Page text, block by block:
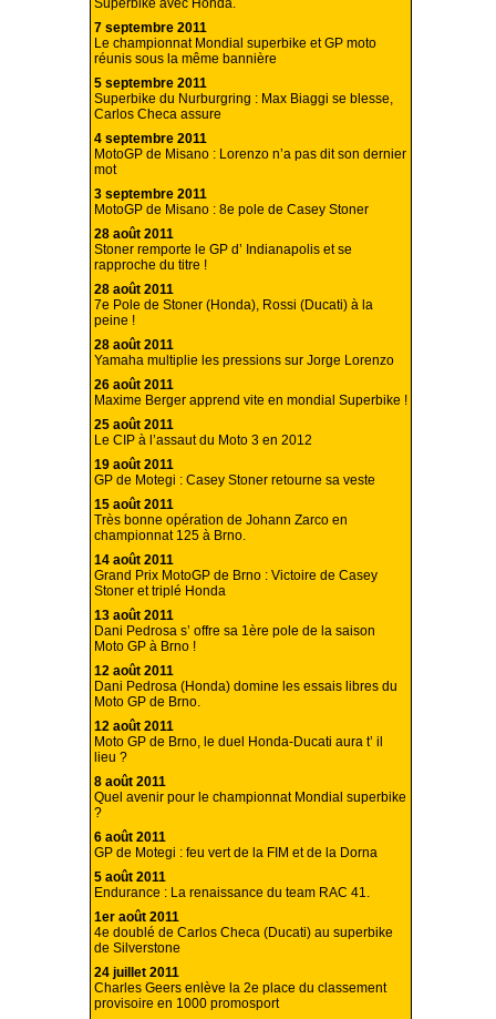
Superbike avec Honda.
7 septembre 2011
Le championnat Mondial superbike et GP moto
réunis sous la même bannière
5 septembre 2011
Superbike du Nurburgring : Max Biaggi se blesse,
Carlos Checa assure
4 septembre 2011
MotoGP de Misano : Lorenzo n’a pas dit son dernier
mot
3 septembre 2011
MotoGP de Misano : 8e pole de Casey Stoner
28 août 2011
Stoner remporte le GP d’ Indianapolis et se
rapproche du titre !
28 août 2011
7e Pole de Stoner (Honda), Rossi (Ducati) à la
peine !
28 août 2011
Yamaha multiplie les pressions sur Jorge Lorenzo
26 août 2011
Maxime Berger apprend vite en mondial Superbike !
25 août 2011
Le CIP à l’assaut du Moto 3 en 2012
19 août 2011
GP de Motegi : Casey Stoner retourne sa veste
15 août 2011
Très bonne opération de Johann Zarco en
championnat 125 à Brno.
14 août 2011
Grand Prix MotoGP de Brno : Victoire de Casey
Stoner et triplé Honda
13 août 2011
Dani Pedrosa s’ offre sa 1ère pole de la saison
Moto GP à Brno !
12 août 2011
Dani Pedrosa (Honda) domine les essais libres du
Moto GP de Brno.
12 août 2011
Moto GP de Brno, le duel Honda-Ducati aura t’ il
lieu ?
8 août 2011
Quel avenir pour le championnat Mondial superbike
?
6 août 2011
GP de Motegi : feu vert de la FIM et de la Dorna
5 août 2011
Endurance : La renaissance du team RAC 41.
1er août 2011
4e doublé de Carlos Checa (Ducati) au superbike
de Silverstone
24 juillet 2011
Charles Geers enlève la 2e place du classement
provisoire en 1000 promosport